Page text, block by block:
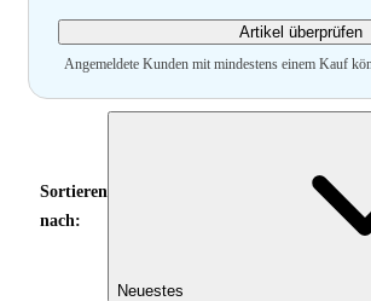
Artikel überprüfen
Angemeldete Kunden mit mindestens einem Kauf
Sortieren
nach:
Neuestes